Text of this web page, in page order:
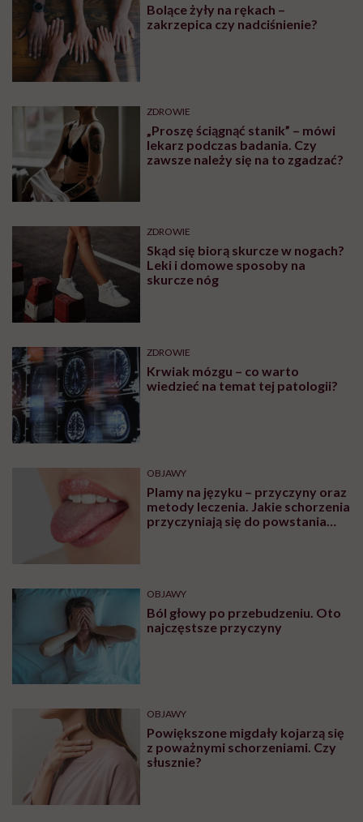
Bolące żyły na rękach –
zakrzepica czy nadciśnienie?
ZDROWIE
„Proszę ściągnąć stanik” – mówi
lekarz podczas badania. Czy
zawsze należy się na to zgadzać?
ZDROWIE
Skąd się biorą skurcze w nogach?
Leki i domowe sposoby na
skurcze nóg
ZDROWIE
Krwiak mózgu – co warto
wiedzieć na temat tej patologii?
OBJAWY
Plamy na języku – przyczyny oraz
metody leczenia. Jakie schorzenia
przyczyniają się do powstania
OBJAWY
Ból głowy po przebudzeniu. Oto
najczęstsze przyczyny
OBJAWY
Powiększone migdały kojarzą się
z poważnymi schorzeniami. Czy
słusznie?